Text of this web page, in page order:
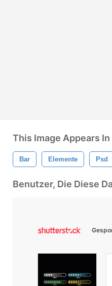
This Image Appears
Bar Elemente Psd
Benutzer, Die Diese